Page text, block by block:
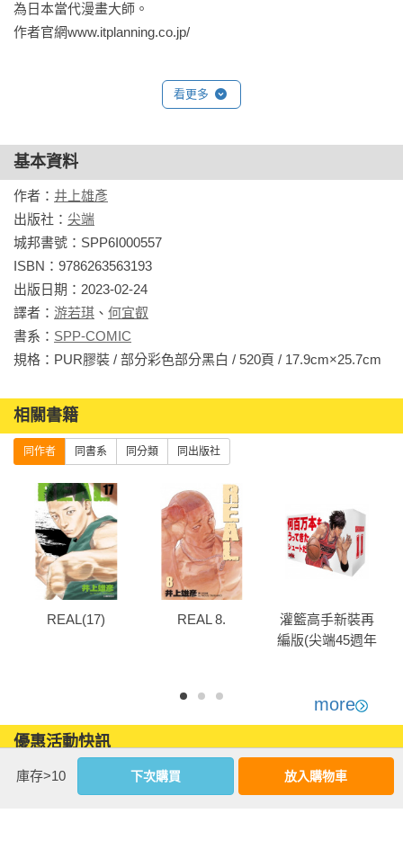
為日本當代漫畫大師。
作者官網www.itplanning.co.jp/
看更多
基本資料
作者： 井上雄彥
出版社： 尖端
城邦書號：SPP6I000557
ISBN：9786263563193
出版日期：2023-02-24
譯者： 游若琪 、 何宜叡
書系： SPP-COMIC
相關書籍
同作者 同書系 同分類 同出版社
REAL(17) REAL 8.
灌籃⾼⼿新裝再
編版(尖端45週年
more
優惠活動快訊
庫存>10 下次購買 放入購物車